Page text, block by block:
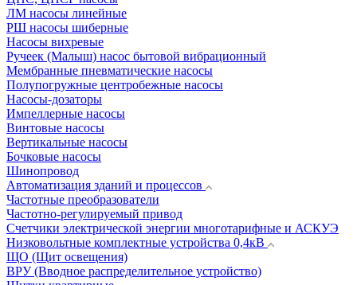
ЛМ насосы линейные
РШ насосы шиберные
Насосы вихревые
Ручеек (Малыш) насос бытовой вибрационный
Мембранные пневматические насосы
Полупогружные центробежные насосы
Насосы-дозаторы
Импеллерные насосы
Винтовые насосы
Вертикальные насосы
Бочковые насосы
Шинопровод
Автоматизация зданий и процессов
Частотные преобразователи
Частотно-регулируемый привод
Счетчики электрической энергии многотарифные и АСКУЭ
Низковольтные комплектные устройства 0,4кВ
ЩО (Щит освещения)
ВРУ (Вводное распределительное устройство)